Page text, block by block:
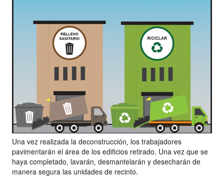
Una vez realizada la deconstrucción, los trabajadores
pavimentarán el área de los edificios retirado. Una vez que se
haya completado, lavarán, desmantelarán y desecharán de
manera segura las unidades de recinto.